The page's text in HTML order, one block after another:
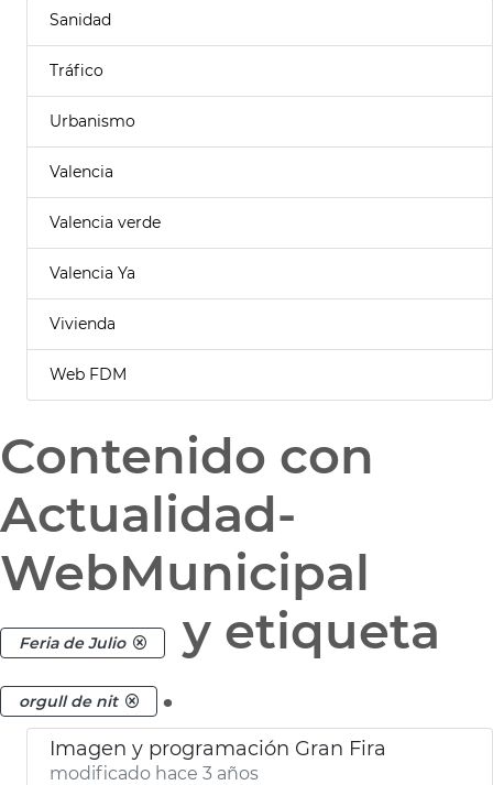
Sanidad
Tráfico
Urbanismo
Valencia
Valencia verde
Valencia Ya
Vivienda
Web FDM
Contenido con
Actualidad-
WebMunicipal
Feria de Julio y etiqueta
orgull de nit .
Imagen y programación Gran Fira
modificado hace 3 años